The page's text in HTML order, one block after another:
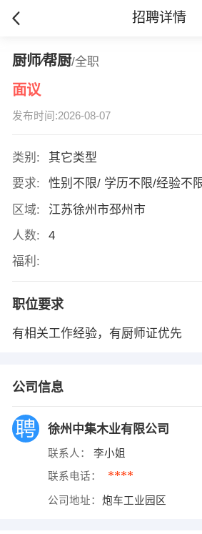
招聘详情
厨师∕帮厨/全职
面议
发布时间:2026-08-07
类别:
其它类型
要求:
性别不限/ 学历不限/经验不
区域:
江苏徐州市邳州市
人数:
4
福利:
职位要求
有相关工作经验，有厨师证优先
公司信息
徐州中集木业有限公司
联系人： 李小姐
联系电话： ****
公司地址： 炮车工业园区